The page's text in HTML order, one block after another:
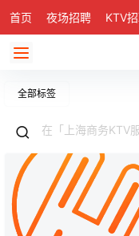
首页 夜场招聘 KTV
全部标签